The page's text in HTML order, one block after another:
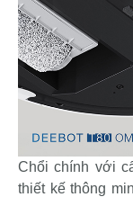
Chổi chính với
thiết kế thông